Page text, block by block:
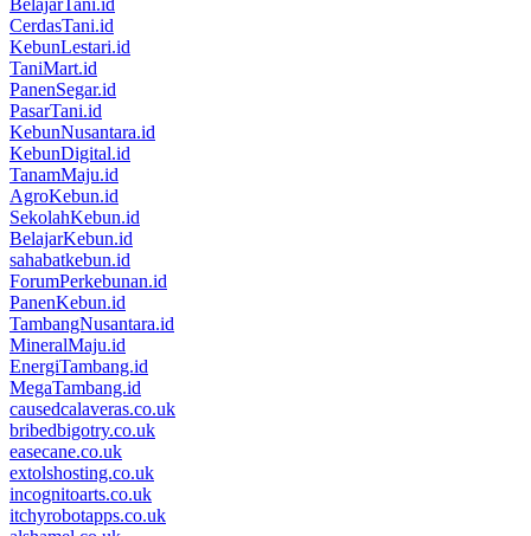
CerdasTani.id
KebunLestari.id
TaniMart.id
PanenSegar.id
PasarTani.id
KebunNusantara.id
KebunDigital.id
TanamMaju.id
AgroKebun.id
SekolahKebun.id
BelajarKebun.id
sahabatkebun.id
ForumPerkebunan.id
PanenKebun.id
TambangNusantara.id
MineralMaju.id
EnergiTambang.id
MegaTambang.id
causedcalaveras.co.uk
bribedbigotry.co.uk
easecane.co.uk
extolshosting.co.uk
incognitoarts.co.uk
itchyrobotapps.co.uk